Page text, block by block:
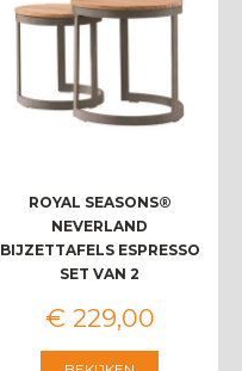
ROYAL SEASONS®
NEVERLAND
BIJZETTAFELS ESPRESSO
SET VAN 2
€ 229,00